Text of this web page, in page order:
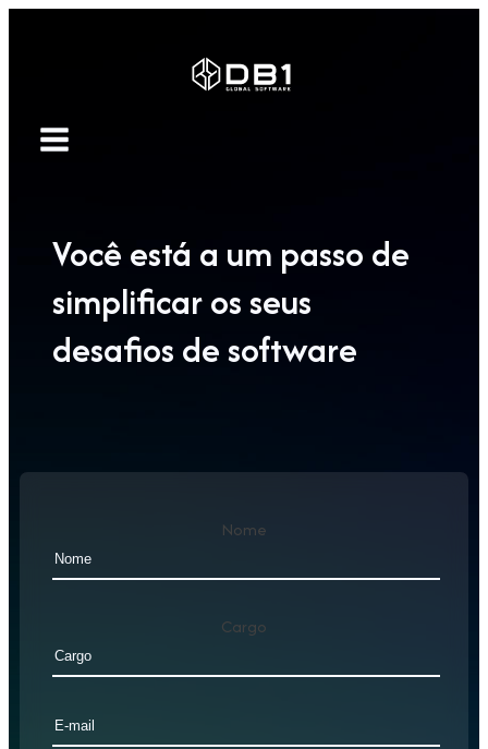
Você está a um passo de
simplificar os seus
desafios de software
Nome
Cargo